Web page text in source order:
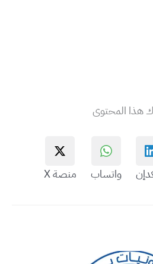
هذا المحتوى
واتساب منصة X